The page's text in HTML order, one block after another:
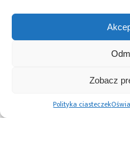
Zobacz
Polityka ciasteczek
Association
elektronicznych
Microchip i
prezentują
PCIe® Gen
danych